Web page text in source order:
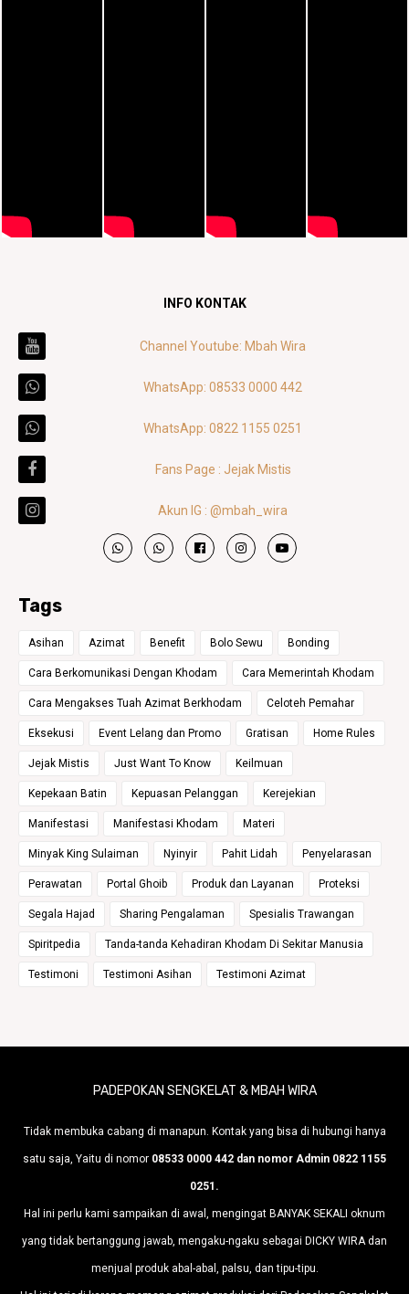
INFO KONTAK
Channel Youtube: Mbah Wira
WhatsApp: 08533 0000 442
WhatsApp: 0822 1155 0251
Fans Page : Jejak Mistis
Akun IG : @mbah_wira
Tags
Asihan Azimat Benefit Bolo Sewu Bonding
Cara Berkomunikasi Dengan Khodam Cara Memerintah Khodam
Cara Mengakses Tuah Azimat Berkhodam Celoteh Pemahar
Eksekusi Event Lelang dan Promo Gratisan Home Rules
Jejak Mistis Just Want To Know Keilmuan
Kepekaan Batin Kepuasan Pelanggan Kerejekian
Manifestasi Manifestasi Khodam Materi
Minyak King Sulaiman Nyinyir Pahit Lidah Penyelarasan
Perawatan Portal Ghoib Produk dan Layanan Proteksi
Segala Hajad Sharing Pengalaman Spesialis Trawangan
Spiritpedia Tanda-tanda Kehadiran Khodam Di Sekitar Manusia
Testimoni Testimoni Asihan Testimoni Azimat
PADEPOKAN SENGKELAT & MBAH WIRA
Tidak membuka cabang di manapun. Kontak yang bisa di hubungi hanya
satu saja, Yaitu di nomor 08533 0000 442 dan nomor Admin 0822 1155
0251.
Hal ini perlu kami sampaikan di awal, mengingat BANYAK SEKALI oknum
yang tidak bertanggung jawab, mengaku-ngaku sebagai DICKY WIRA dan
menjual produk abal-abal, palsu, dan tipu-tipu.